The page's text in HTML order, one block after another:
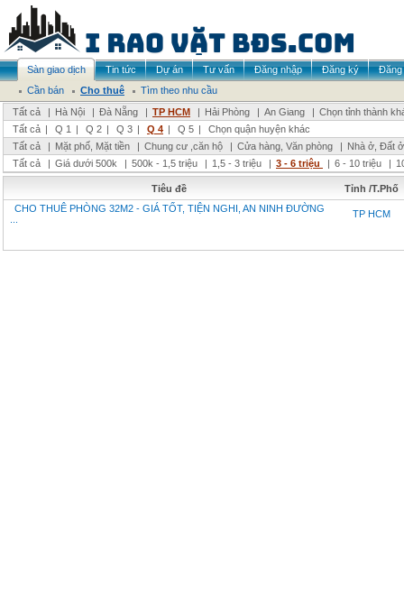
Sàn giao dịch Tin tức Dự án Tư vấn Đăng nhập Đăng ký
Đăng
Cần bán
Cho thuê
Tìm theo nhu cầu
Tất cả
| Hà Nội | Đà Nẵng | TP HCM | Hải Phòng | An Giang | Chọn tỉnh thành
Tất cả | Q 1 | Q 2 | Q 3 | Q 4 | Q 5 |
Chọn quận huyện khác
Tất cả
| Mặt phố, Mặt tiền | Chung cư ,căn hộ | Cửa hàng, Văn phòng | Nhà ở, Đất ở
Tất cả
| Giá dưới 500k | 500k - 1,5 triệu | 1,5 - 3 triệu | 3 - 6 triệu | 6 - 10 triệu |
Tiêu đề
Tỉnh /T.Phố
CHO THUÊ PHÒNG 32M2 - GIÁ TỐT, TIỆN NGHI, AN NINH ĐƯỜNG
TP HCM